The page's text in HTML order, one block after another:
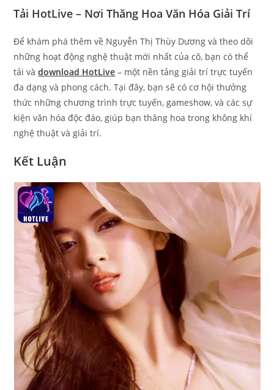
Tải HotLive – Nơi Thăng Hoa Văn Hóa Giải Trí
Để khám phá thêm về Nguyễn Thị Thùy Dương và theo dõi
những hoạt động nghệ thuật mới nhất của cô, bạn có thể
tải vàdownload HotLive – một nền tảng giải trí trực tuyến
đa dạng và phong cách. Tại đây, bạn sẽ có cơ hội thưởng
thức những chương trình trực tuyến, gameshow, và các sự
kiện văn hóa độc đáo, giúp bạn thăng hoa trong không khí
nghệ thuật và giải trí.
Kết Luận